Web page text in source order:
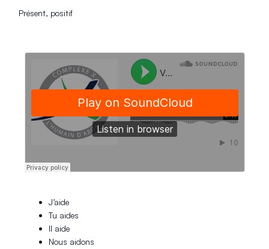
Présent, positif
J’aide
Tu aides
Il aide
Nous aidons